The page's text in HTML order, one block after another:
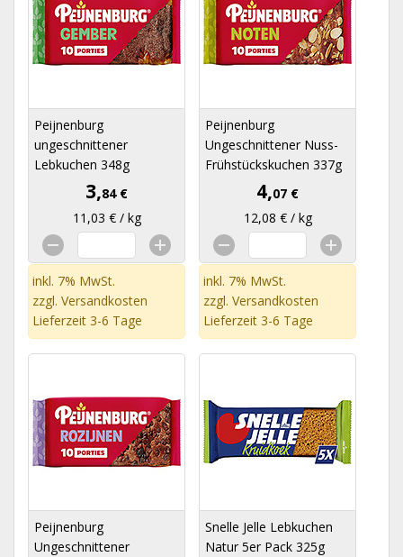
Peijnenburg
ungeschnittener
Lebkuchen 348g
3,84 €
11,03 € / kg
inkl. 7% MwSt.
zzgl. Versandkosten
Lieferzeit 3-6 Tage
Peijnenburg
Ungeschnittener Nuss-
Frühstückskuchen 337g
4,07 €
12,08 € / kg
inkl. 7% MwSt.
zzgl. Versandkosten
Lieferzeit 3-6 Tage
Peijnenburg
Ungeschnittener
Snelle Jelle Lebkuchen
Natur 5er Pack 325g